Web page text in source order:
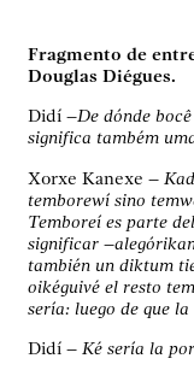
Fragmento de
Douglas Diégues.
Didí –De dónde
significa também
Xorxe Kanexe –
temborewí sino
Temboreí es parte
significar
también un diktum
oikéguivé el resto
sería: luego de que
Didí – Ké sería la